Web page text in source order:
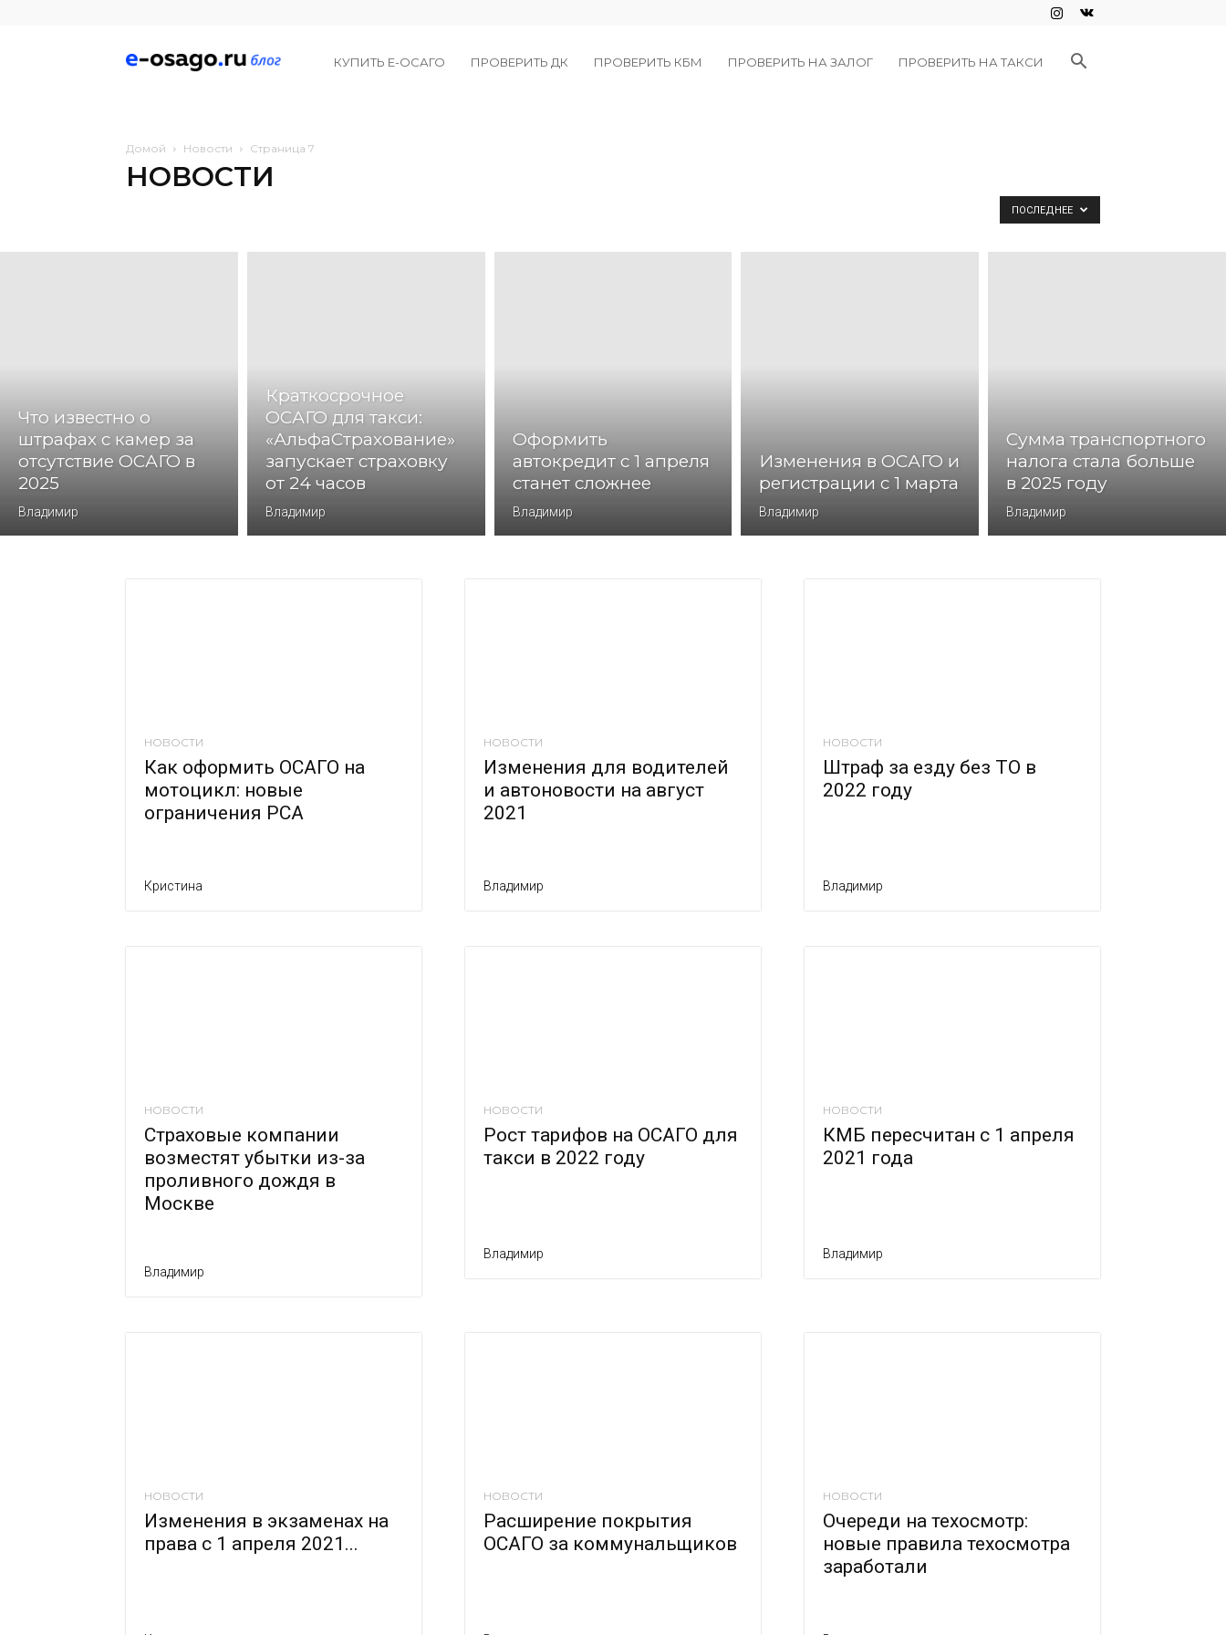
Е- КУПИТЬ Е-ОСАГО ПРОВЕРИТЬ ДК ПРОВЕРИТЬ КБМ ПРОВЕРИТЬ НА ЗАЛОГ ПРОВЕРИТЬ НА ТАКСИ
Домой Новости Страница 7
НОВОСТИ
ПОСЛЕДНЕЕ
Что известно о
штрафах с камер за
отсутствие ОСАГО в
2025
Владимир
Краткосрочное
ОСАГО для такси:
«АльфаСтрахование»
запускает страховку
от 24 часов
Владимир
Оформить
автокредит с 1 апреля
станет сложнее
Владимир
Изменения в ОСАГО и
регистрации с 1 марта
Владимир
Сумма транспортного
налога стала больше
в 2025 году
Владимир
НОВОСТИ
Как оформить ОСАГО на
мотоцикл: новые
ограничения РСА
Кристина
НОВОСТИ
Изменения для водителей
и автоновости на август
2021
Владимир
НОВОСТИ
Штраф за езду без ТО в
2022 году
Владимир
НОВОСТИ
Страховые компании
возместят убытки из-за
проливного дождя в
Москве
Владимир
НОВОСТИ
Рост тарифов на ОСАГО для
такси в 2022 году
Владимир
НОВОСТИ
КМБ пересчитан с 1 апреля
2021 года
Владимир
НОВОСТИ
Изменения в экзаменах на
права с 1 апреля 2021...
НОВОСТИ
Расширение покрытия
ОСАГО за коммунальщиков
НОВОСТИ
Очереди на техосмотр:
новые правила техосмотра
заработали